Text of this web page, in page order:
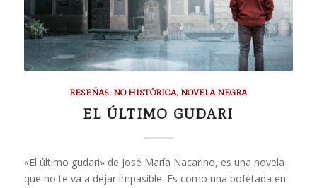
RESEÑAS, NO HISTÓRICA, NOVELA NEGRA
EL ÚLTIMO GUDARI
«El último gudari» de José María Nacarino, es una novela
que no te va a dejar impasible. Es como una bofetada en